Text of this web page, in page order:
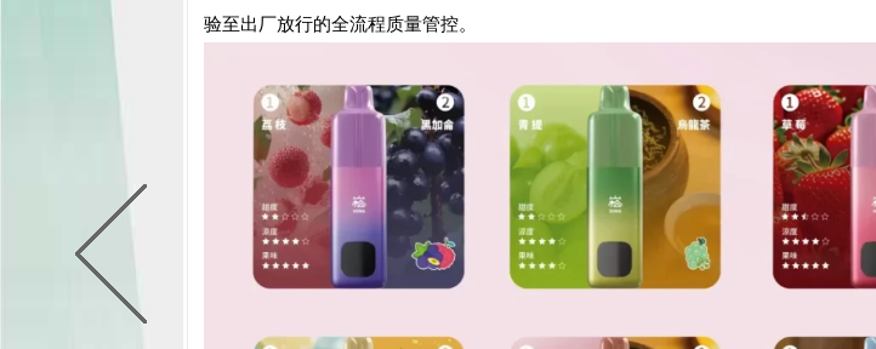
验至出厂放行的全流程质量管控。